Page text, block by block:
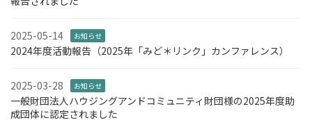
2025-05-14 お知らせ
2024年度活動報告（2025年「みど＊リンク」カンファレンス）
2025-03-28 お知らせ
一般財団法人ハウジングアンドコミュニティ財団様の2025年度助
成団体に認定されました